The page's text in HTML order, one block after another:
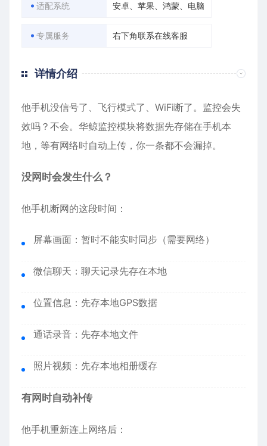
适配系统 安卓、苹果、鸿蒙、电脑
专属服务 右下角联系在线客服
详情介绍
他手机没信号了、飞行模式了、WiFi断了。监控会失
效吗？不会。华鲸监控模块将数据先存储在手机本
地，等有网络时自动上传，你一条都不会漏掉。
没网时会发生什么？
他手机断网的这段时间：
屏幕画面：暂时不能实时同步（需要网络）
微信聊天：聊天记录先存在本地
位置信息：先存本地GPS数据
通话录音：先存本地文件
照片视频：先存本地相册缓存
有网时自动补传
他手机重新连上网络后：